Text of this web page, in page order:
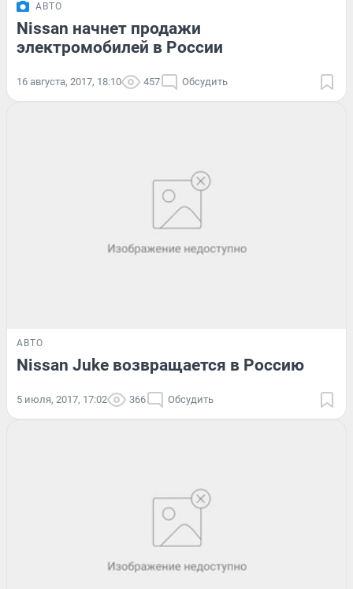
АВТО
Nissan начнет продажи
электромобилей в России
16 августа, 2017, 18:10 457 Обсудить
АВТО
Nissan Juke возвращается в Россию
5 июля, 2017, 17:02 366 Обсудить